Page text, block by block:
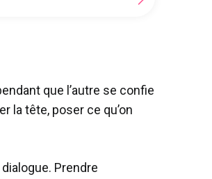
que l’autre se confie
la tête, poser ce qu’on
Prendre